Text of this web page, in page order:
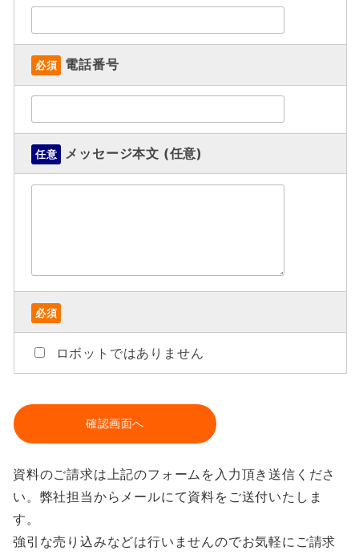
必須 電話番号
任意 メッセージ本文 (任意)
必須
ロボットではありません
資料のご請求は上記のフォームを入力頂き送信くださ
い。弊社担当からメールにて資料をご送付いたしま
す。
強引な売り込みなどは行いませんのでお気軽にご請求